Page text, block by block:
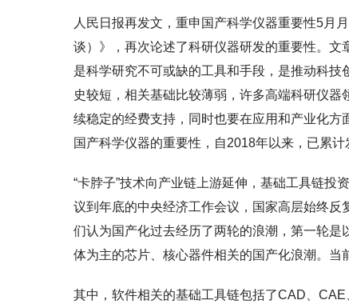
人民日报再发文，重申国产科学仪器重要性5月
谈）》，再次论述了科研仪器研发的重要性。
是科学研究不可或缺的工具和手段，是推动科
史较短，相关基础比较薄弱，许多高端科研仪
续稳定的经费支持，同时也要在应用和产业化
国产科学仪器的重要性，自2018年以来，已累计
“卡脖子”技术向产业链上游延伸，基础工具链
议到年底的中央经济工作会议，国家高层始终反
们认为国产化过去经历了两轮的浪潮，第一轮
体为主的芯片、核心器件相关的国产化浪潮。当
其中，软件相关的基础工具链包括了CAD、